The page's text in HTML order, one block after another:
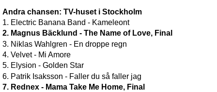
Andra chansen: TV-huset i Stockholm
1. Electric Banana Band - Kameleont
2. Magnus Bäcklund - The Name of Love, Final
3. Niklas Wahlgren - En droppe regn
4. Velvet - Mi Amore
5. Elysion - Golden Star
6. Patrik Isaksson - Faller du så faller jag
7. Rednex - Mama Take Me Home, Final